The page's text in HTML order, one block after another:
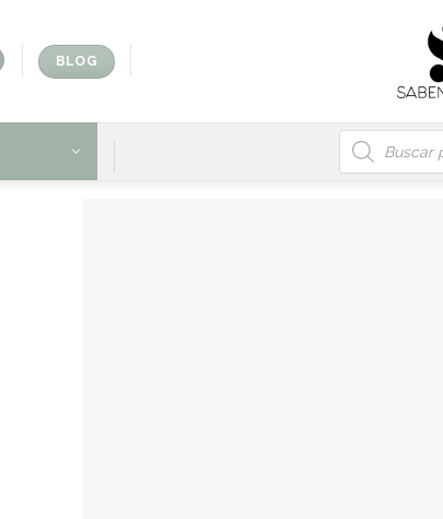
BLOG
Búsqueda
de
productos